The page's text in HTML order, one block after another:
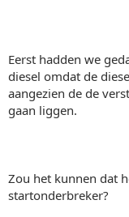
Eerst hadden we
diesel omdat de
aangezien de de
gaan liggen.
Zou het kunnen dat
startonderbreker?